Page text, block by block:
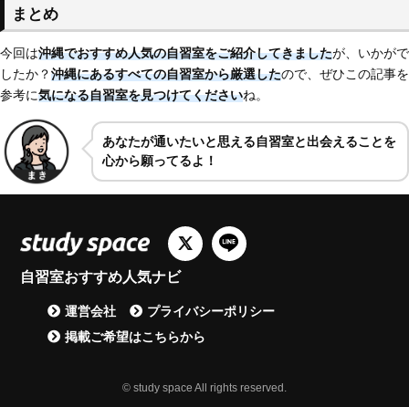
まとめ
今回は沖縄でおすすめ人気の自習室をご紹介してきましたが、いかがで
したか？沖縄にあるすべての自習室から厳選したので、ぜひこの記事を
参考に気になる自習室を見つけてくださいね。
あなたが通いたいと思える自習室と出会えることを
心から願ってるよ！
自習室おすすめ人気ナビ
運営会社
プライバシーポリシー
掲載ご希望はこちらから
© study space All rights reserved.